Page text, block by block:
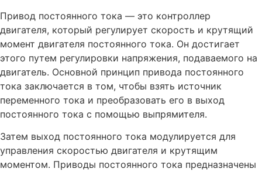
Привод постоянного тока — это контроллер
двигателя, который регулирует скорость и крутящий
момент двигателя постоянного тока. Он достигает
этого путем регулировки напряжения, подаваемого на
двигатель. Основной принцип привода постоянного
тока заключается в том, чтобы взять источник
переменного тока и преобразовать его в выход
постоянного тока с помощью выпрямителя.
Затем выход постоянного тока модулируется для
управления скоростью двигателя и крутящим
моментом. Приводы постоянного тока предназначены